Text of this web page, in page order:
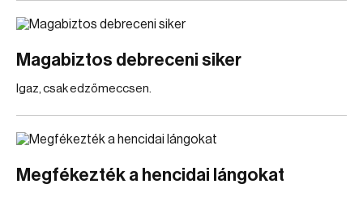
Magabiztos debreceni siker
Igaz, csak edzőmeccsen.
Megfékezték a hencidai lángokat